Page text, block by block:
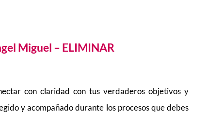
Miguel – ELIMINAR
con claridad con tus verdaderos objetivos y
y acompañado durante los procesos que debes